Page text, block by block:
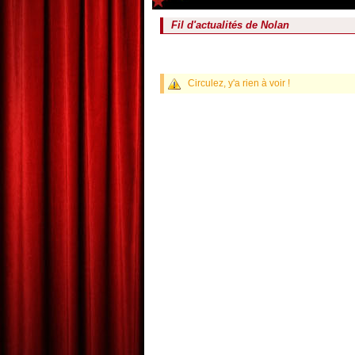
Fil d'actualités de Nolan
Circulez, y'a rien à voir !